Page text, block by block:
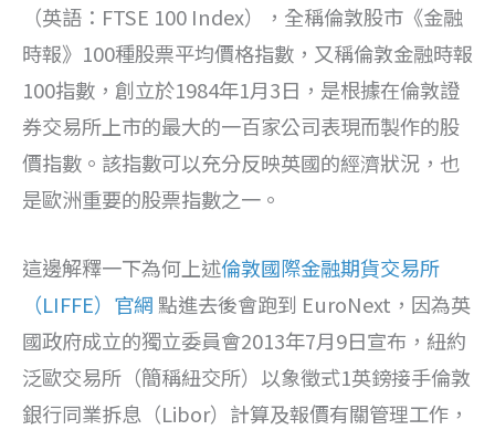
（英語：FTSE 100 Index），全稱倫敦股市《金融
時報》100種股票平均價格指數，又稱倫敦金融時報
100指數，創立於1984年1月3日，是根據在倫敦證
券交易所上市的最大的一百家公司表現而製作的股
價指數。該指數可以充分反映英國的經濟狀況，也
是歐洲重要的股票指數之一。
這邊解釋一下為何上述倫敦國際金融期貨交易所
（LIFFE）官網 點進去後會跑到 EuroNext，因為英
國政府成立的獨立委員會2013年7月9日宣布，紐約
泛歐交易所（簡稱紐交所）以象徵式1英鎊接手倫敦
銀行同業拆息（Libor）計算及報價有關管理工作，